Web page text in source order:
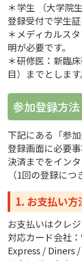
＊学生 （大学院
登録受付で学生
＊メディカルス
明が必要です。
＊研修医：新臨
目）までとします
参加登録方法
下記にある「参
登録画面に必要事
決済までをイン
（1回の登録につ
1. お支払い方
お支払いはクレ
対応カード会社
Express / Diners /